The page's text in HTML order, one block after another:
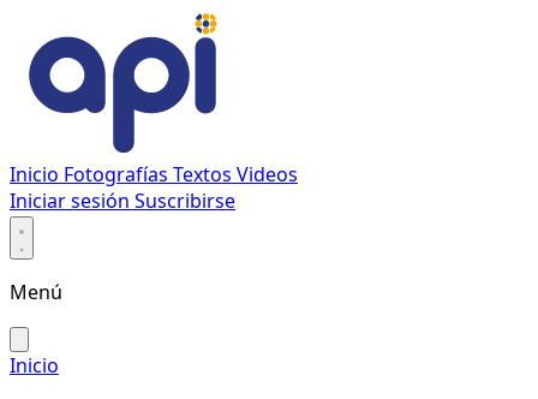
Inicio Fotografías Textos Videos
Iniciar sesión Suscribirse
Menú
Inicio